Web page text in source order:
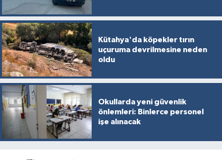
Kütahya'da köpekler tırın
uçuruma devrilmesine neden
oldu
Okullarda yeni güvenlik
önlemleri: Binlerce personel
işe alınacak